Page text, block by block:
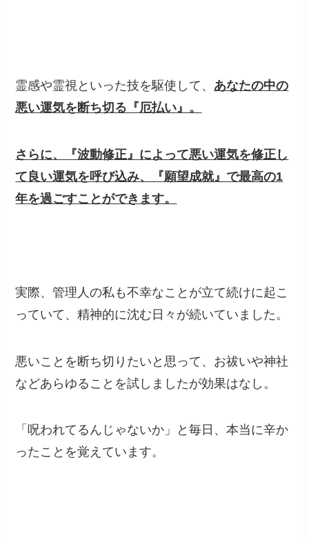
霊感や霊視といった技を駆使して、 あなたの中の
悪い運気を断ち切る『厄払い』。
さらに、『波動修正』によって悪い運気を修正し
て良い運気を呼び込み、『願望成就』で最高の1
年を過ごすことができます。
実際、管理人の私も不幸なことが立て続けに起こ
っていて、精神的に沈む日々が続いていました。
悪いことを断ち切りたいと思って、お祓いや神社
などあらゆることを試しましたが効果はなし。
「呪われてるんじゃないか」と毎日、本当に辛か
ったことを覚えています。